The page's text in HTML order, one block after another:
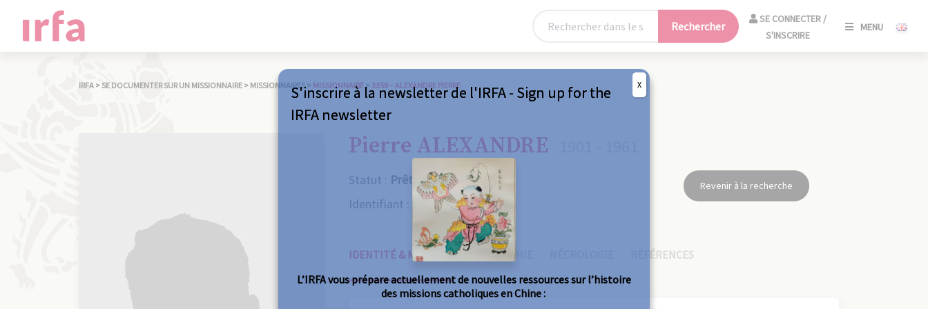
Rechercher
SE CONNECTER /
S'INSCRIRE
MENU
IRFA >SE DOCUMENTER SUR UN MISSIONNAIRE > MISSIONNAIRES > MISSIONNAIRE> 3358 – ALEXANDRE PIERRE
Pierre ALEXANDRE
Statut : Prêtre
Identifiant : 3358
Revenir à la recherche
IDENTITÉ & MISSIONS BIOGRAPHIE RÉFÉRENCES
S'inscrire à la newsletter de l'IRFA - Sign up for the
IRFA newsletter
L’IRFA vous prépare actuellement de nouvelles ressources sur l’histoire
des missions catholiques en Chine :
X